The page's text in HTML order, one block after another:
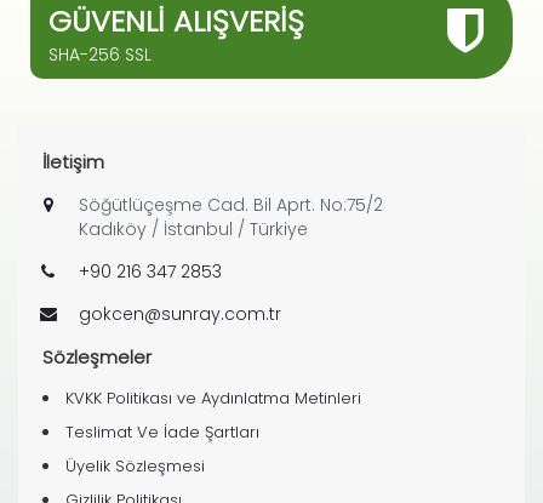
GÜVENLI ALIŞVERIŞ
SHA-256 SSL
İletişim
Söğütlüçeşme Cad. Bil Aprt. No:75/2
Kadıköy / İstanbul / Türkiye
+90 216 347 2853
gokcen@sunray.com.tr
Sözleşmeler
KVKK Politikası ve Aydınlatma Metinleri
Teslimat Ve İade Şartları
Üyelik Sözleşmesi